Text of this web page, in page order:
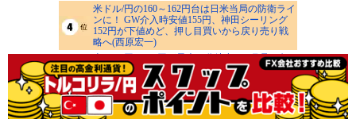
米ドル/円の160～162円台は日米当局の防衛ライ
ンに！ GW介入時安値155円、神田シーリング
152円が下値めど、押し目買いから戻り売り戦
略へ(西原宏一)
米ドル/円は155円が最大の分岐点！ 7月足の包
み線を8月足が下抜け、155円割れなら月足ダウ
理論が下向き転換！ 下値目処は高市総裁誕生時
の147円の窓(田向宏行)
>>人気記事一覧を見る